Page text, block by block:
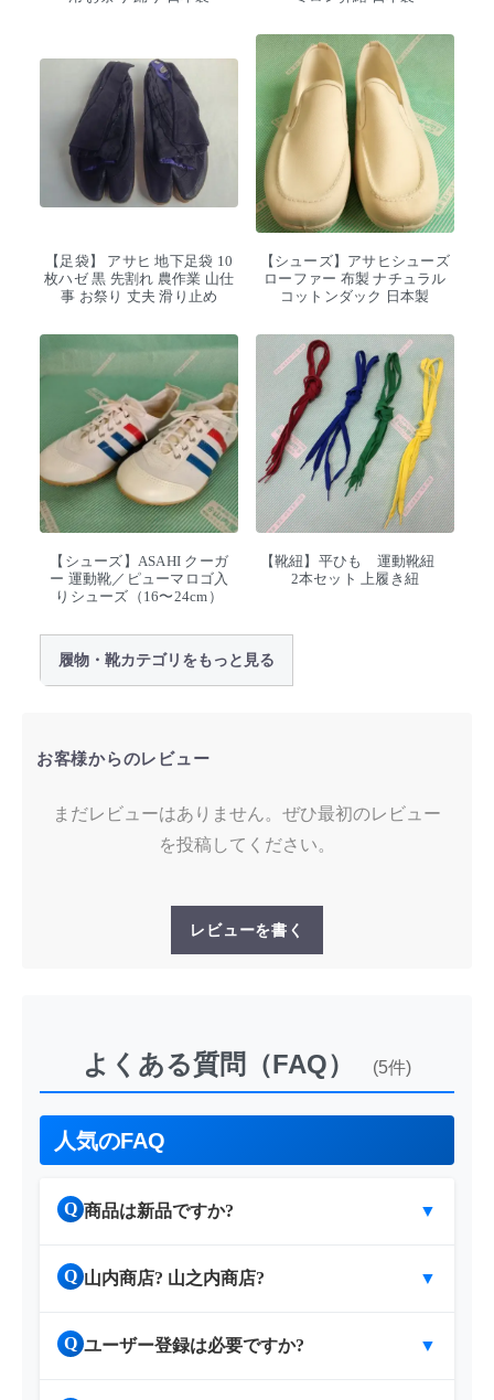
【足袋】 アサヒ 地下足袋 10
枚ハゼ 黒 先割れ 農作業 山仕
事 お祭り 丈夫 滑り止め
【シューズ】アサヒシューズ
ローファー 布製 ナチュラル
コットンダック 日本製
【シューズ】ASAHI クーガ
ー 運動靴／ピューマロゴ入
りシューズ（16〜24cm）
【靴紐】平ひも 運動靴紐
2本セット 上履き紐
履物・靴カテゴリをもっと見る
お客様からのレビュー
まだレビューはありません。ぜひ最初のレビュー
を投稿してください。
レビューを書く
よくある質問（FAQ） (5件)
人気のFAQ
Q 商品は新品ですか? ▼
Q 山内商店? 山之内商店? ▼
Q ユーザー登録は必要ですか? ▼